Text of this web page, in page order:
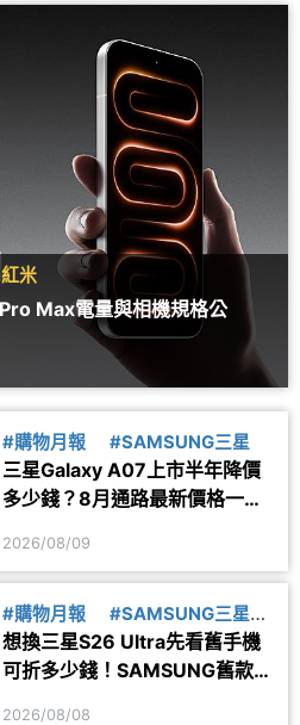
米
Max電量與相機規格公
#購物月報 #SAMSUNG三星
三星Galaxy A07上市半年降價
多少錢？8月通路最新價格一次
2026/08/09
#購物月報
#SAMSUNG三星
#舊換新
想換三星S26 Ultra先看舊手機
可折多少錢！SAMSUNG舊款旗
2026/08/08